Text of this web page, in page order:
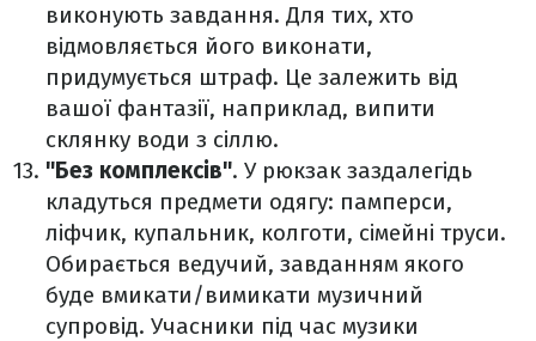
виконують завдання. Для тих, хто
відмовляється його виконати,
придумується штраф. Це залежить від
вашої фантазії, наприклад, випити
склянку води з сіллю.
"Без комплексів". У рюкзак заздалегідь
кладуться предмети одягу: памперси,
ліфчик, купальник, колготи, сімейні труси.
Обирається ведучий, завданням якого
буде вмикати/вимикати музичний
супровід. Учасники під час музики